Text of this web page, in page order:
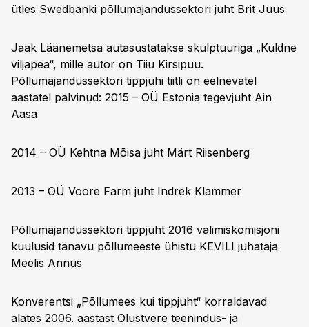
ütles Swedbanki põllumajandussektori juht Brit Juus
Jaak Läänemetsa autasustatakse skulptuuriga „Kuldne
viljapea“, mille autor on Tiiu Kirsipuu.
Põllumajandussektori tippjuhi tiitli on eelnevatel
aastatel pälvinud: 2015 – OÜ Estonia tegevjuht Ain
Aasa
2014 – OÜ Kehtna Mõisa juht Märt Riisenberg
2013 – OÜ Voore Farm juht Indrek Klammer
Põllumajandussektori tippjuht 2016 valimiskomisjoni
kuulusid tänavu põllumeeste ühistu KEVILI juhataja
Meelis Annus
Konverentsi „Põllumees kui tippjuht“ korraldavad
alates 2006. aastast Olustvere teenindus- ja